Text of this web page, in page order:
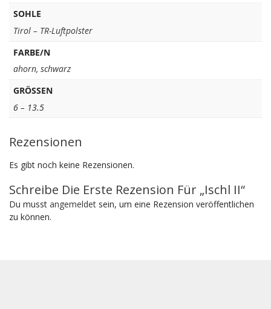
SOHLE
Tirol – TR-Luftpolster
FARBE/N
ahorn, schwarz
GRÖSSEN
6 – 13.5
Rezensionen
Es gibt noch keine Rezensionen.
Schreibe Die Erste Rezension Für „Ischl II“
Du musst angemeldet sein, um eine Rezension veröffentlichen
zu können.